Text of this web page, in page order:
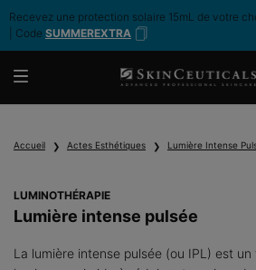
Recevez une protection solaire 15mL de votre
| Code SUMMEREXTRA
Accueil Actes Esthétiques Lumière Intense
LUMINOTHÉRAPIE
Lumière intense pulsée
La lumière intense pulsée (ou IPL) est